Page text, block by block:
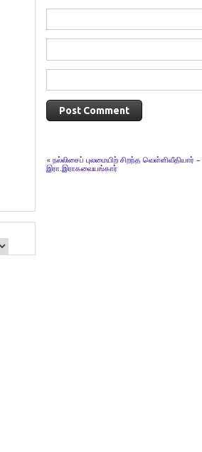
« நல்லிசைப் புலமையிற் சிறந்த வெள்ளிவீதியார் –
இரா.இராகவையங்கார்